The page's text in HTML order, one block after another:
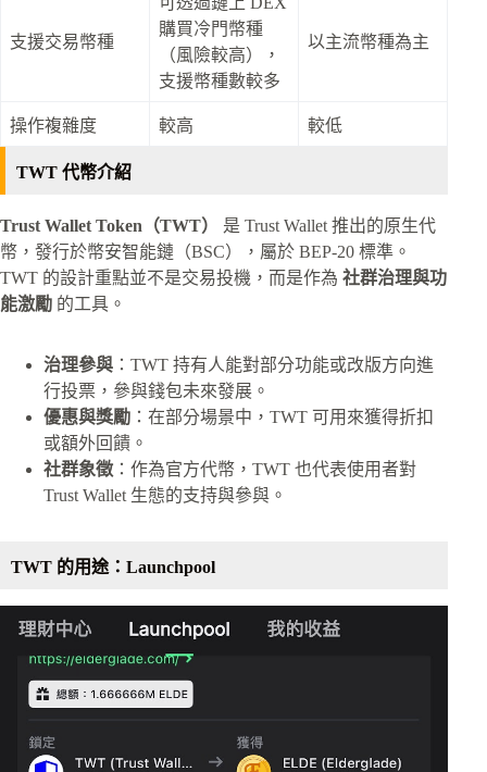
支援交易幣種
購買冷門幣種
（風險較高），
支援幣種數較多
以主流幣種為主
操作複雜度 較高 較低
TWT 代幣介紹
Trust Wallet Token（TWT）
是 Trust Wallet 推出的原生代
幣，發行於幣安智能鏈（BSC），屬於 BEP-20 標準。
TWT 的設計重點並不是交易投機，而是作為 社群治理與功
能激勵 的工具。
治理參與 ：TWT 持有人能對部分功能或改版方向進
行投票，參與錢包未來發展。
優惠與獎勵 ：在部分場景中，TWT 可用來獲得折扣
或額外回饋。
社群象徵 ：作為官方代幣，TWT 也代表使用者對
Trust Wallet 生態的支持與參與。
TWT 的用途：Launchpool